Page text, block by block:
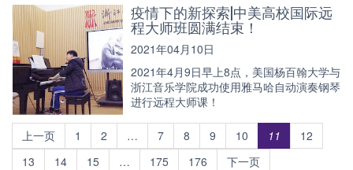
疫情下的新探索|中美高校国际远
程大师班圆满结束！
2021年04月10日
2021年4月9日早上8点，美国杨百翰大学与
浙江音乐学院成功使用雅马哈自动演奏钢琴
进行远程大师课！
上一页 1 2 … 7 8 9 10 11
12
13
14 15 … 175 176 下一页